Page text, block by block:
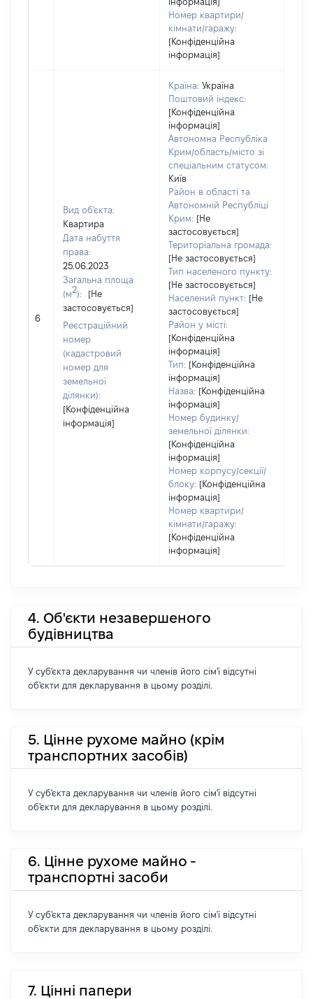
Номер квартири/
кімнати/гаражу:
[Конфіденційна
інформація]
6
Вид об'єкта:
Квартира
Дата набуття
права:
25.06.2023
Загальна площа
(м2):
[Не
застосовується]
Реєстраційний
номер
(кадастровий
номер для
земельної
ділянки):
[Конфіденційна
інформація]
Країна: Україна
Поштовий індекс:
[Конфіденційна
інформація]
Автономна Республіка
Крим/область/місто зі
спеціальним статусом:
Київ
Район в області та
Автономній Республіці
Крим: [Не
застосовується]
Територіальна громада:
[Не застосовується]
Тип населеного пункту:
[Не застосовується]
Населений пункт: [Не
застосовується]
Район у місті:
[Конфіденційна
інформація]
Тип: [Конфіденційна
інформація]
Назва: [Конфіденційна
інформація]
Номер будинку/
земельної ділянки:
[Конфіденційна
інформація]
Номер корпусу/секції/
блоку: [Конфіденційна
інформація]
Номер квартири/
кімнати/гаражу:
[Конфіденційна
інформація]
4. Об'єкти незавершеного
будівництва
У суб'єкта декларування чи членів його сім'ї відсутні
об'єкти для декларування в цьому розділі.
5. Цінне рухоме майно (крім
транспортних засобів)
У суб'єкта декларування чи членів його сім'ї відсутні
об'єкти для декларування в цьому розділі.
6. Цінне рухоме майно -
транспортні засоби
У суб'єкта декларування чи членів його сім'ї відсутні
об'єкти для декларування в цьому розділі.
7. Цінні папери